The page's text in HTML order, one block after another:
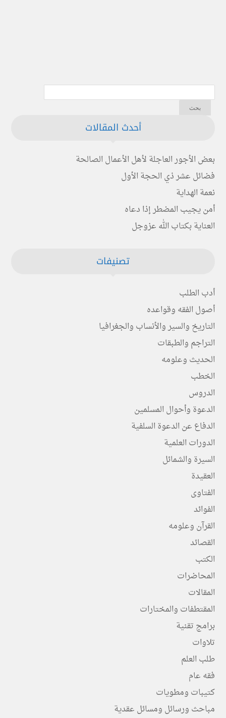
أحدث المقالات
بعض الأجور العاجلة لأهل الأعمال الصالحة
فضائل عشر ذي الحجة الأول
نعمة الهداية
أمن يجيب المضطر إذا دعاه
العناية بكتاب الله عزوجل
تصنيفات
أدب الطلب
أصول الفقه وقواعده
التاريخ والسير والأنساب والجغرافيا
التراجم والطبقات
الحديث وعلومه
الخطب
الدروس
الدعوة وأحوال المسلمين
الدفاع عن الدعوة السلفية
الدورات العلمية
السيرة والشمائل
العقيدة
الفتاوى
الفوائد
القرآن وعلومه
القصائد
الكتب
المحاضرات
المقالات
المقتطفات والمختارات
برامج تقنية
تلاوات
طلب العلم
فقه عام
كتيبات ومطويات
مباحث ورسائل ومسائل عقدية